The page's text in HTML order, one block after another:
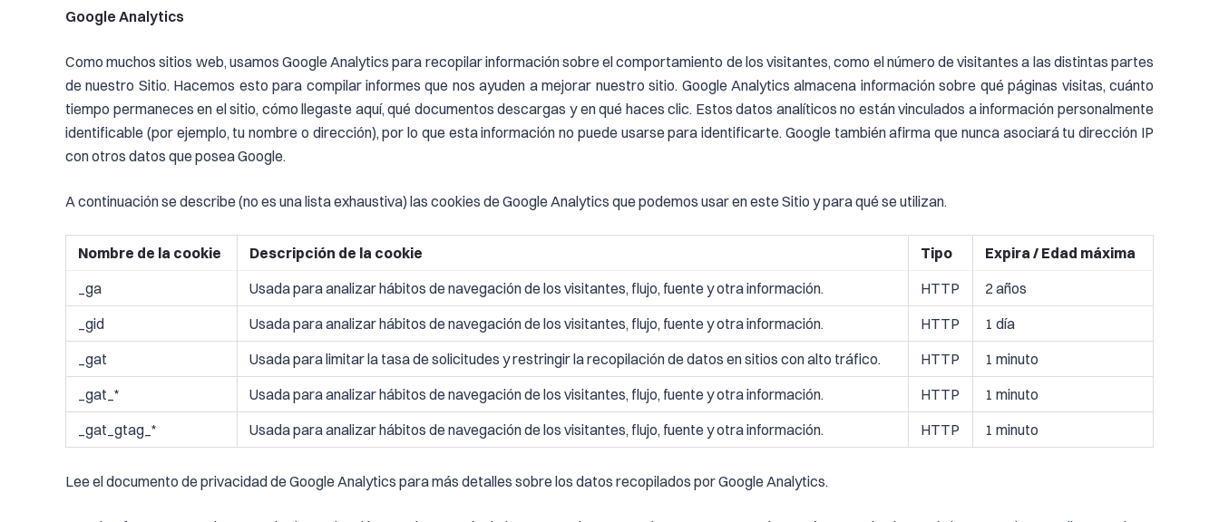
Google Analytics
Como muchos sitios web, usamos Google Analytics para recopilar información sobre el comportamiento de los visitantes, como el número de visitantes a las distintas partes
de nuestro Sitio. Hacemos esto para compilar informes que nos ayuden a mejorar nuestro sitio. Google Analytics almacena información sobre qué páginas visitas, cuánto
tiempo permaneces en el sitio, cómo llegaste aquí, qué documentos descargas y en qué haces clic. Estos datos analíticos no están vinculados a información personalmente
identificable (por ejemplo, tu nombre o dirección), por lo que esta información no puede usarse para identificarte. Google también afirma que nunca asociará tu dirección IP
con otros datos que posea Google.
A continuación se describe (no es una lista exhaustiva) las cookies de Google Analytics que podemos usar en este Sitio y para qué se utilizan.
Nombre de la cookie Descripción de la cookie Tipo
Expira / Edad máxima
_ga
Usada para analizar hábitos de navegación de los visitantes, flujo, fuente y otra información. HTTP
2 años
_gid
Usada para analizar hábitos de navegación de los visitantes, flujo, fuente y otra información. HTTP
1 día
_gat
Usada para limitar la tasa de solicitudes y restringir la recopilación de datos en sitios con alto tráfico. HTTP
1 minuto
_gat_*
Usada para analizar hábitos de navegación de los visitantes, flujo, fuente y otra información. HTTP
1 minuto
_gat_gtag_*
Usada para analizar hábitos de navegación de los visitantes, flujo, fuente y otra información. HTTP 1 minuto
Lee el documento de privacidad de Google Analytics para más detalles sobre los datos recopilados por Google Analytics.